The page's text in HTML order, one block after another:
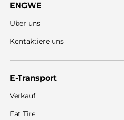
ENGWE
Über uns
Kontaktiere uns
E-Transport
Verkauf
Fat Tire